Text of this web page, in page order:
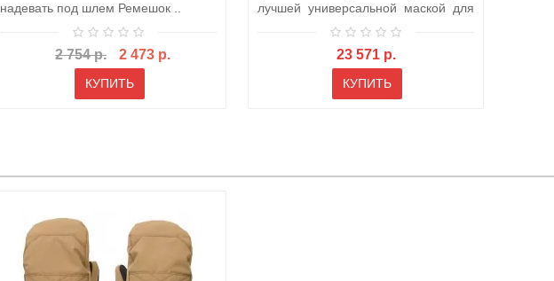
надевать под шлем Ремешок ..
2 754 р. 2 473 р.
КУПИТЬ
лучшей универсальной маской для
горных лыж и ..
23 571 р.
КУПИТЬ